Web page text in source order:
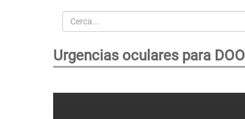
Cerca
Urgencias oculares para DOO